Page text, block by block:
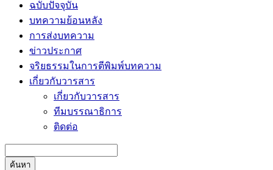
ฉบับปัจจุบัน
บทความย้อนหลัง
การส่งบทความ
ข่าวประกาศ
จริยธรรมในการตีพิมพ์บทความ
เกี่ยวกับวารสาร
เกี่ยวกับวารสาร
ทีมบรรณาธิการ
ติดต่อ
ค้นหา